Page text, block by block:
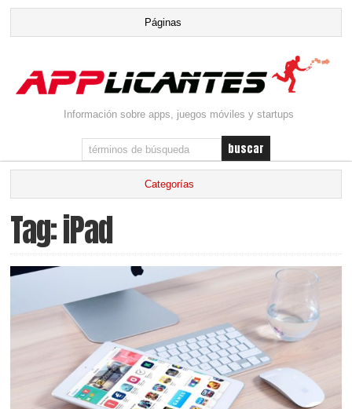
Información sobre apps, juegos móviles y startups
Tag: iPad